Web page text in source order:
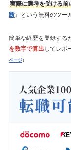
実際に選考を受ける前
断』という無料のツー
簡単な経歴を登録する
を数字で算出 してレポ
ページ）